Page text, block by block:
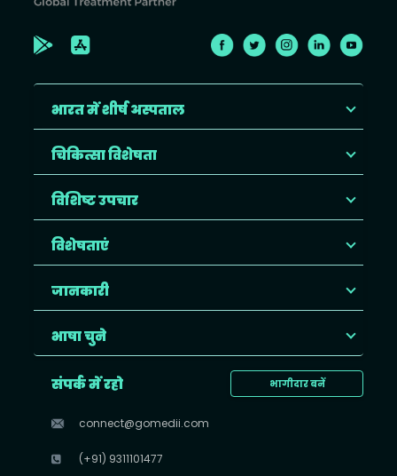
भारत में शीर्ष अस्पताल
चिकित्सा विशेषता
विशिष्ट उपचार
विशेषताएं
जानकारी
भाषा चुने
भागीदार बनें
संपर्क में रहो
connect@gomedii.com
(+91) 9311101477